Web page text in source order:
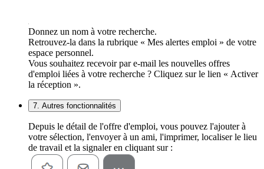
Donnez un nom à votre recherche.
Retrouvez-la dans la rubrique « Mes alertes emploi » de votre
espace personnel.
Vous souhaitez recevoir par e-mail les nouvelles offres
d'emploi liées à votre recherche ? Cliquez sur le lien « Activer
la réception ».
7. Autres fonctionnalités
Depuis le détail de l'offre d'emploi, vous pouvez l'ajouter à
votre sélection, l'envoyer à un ami, l'imprimer, localiser le lieu
de travail et la signaler en cliquant sur :